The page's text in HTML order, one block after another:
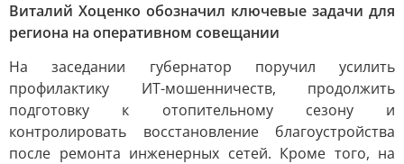
Виталий Хоценко обозначил ключевые задачи для
региона на оперативном совещании
На заседании губернатор поручил усилить
профилактику ИТ-мошенничеств, продолжить
подготовку к отопительному сезону и
контролировать восстановление благоустройства
после ремонта инженерных сетей. Кроме того, на